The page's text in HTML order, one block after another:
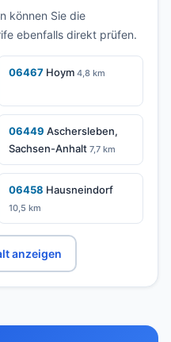
können Sie die
ebenfalls direkt prüfen.
06467 Hoym 4,8 km
06449 Aschersleben,
Sachsen-Anhalt 7,7 km
06458 Hausneindorf
10,5 km
anzeigen